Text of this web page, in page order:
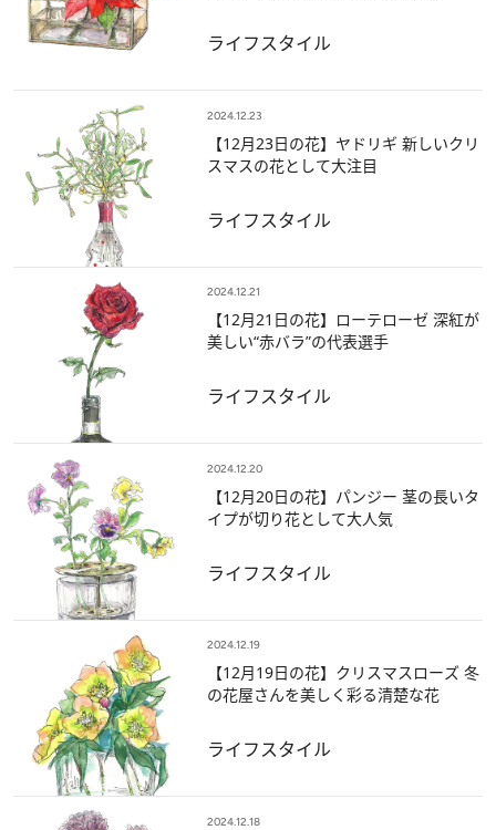
ライフスタイル
2024.12.23
【12月23日の花】ヤドリギ 新しいクリ
スマスの花として大注目
ライフスタイル
2024.12.21
【12月21日の花】ローテローゼ 深紅が
美しい“赤バラ”の代表選手
ライフスタイル
2024.12.20
【12月20日の花】パンジー 茎の長いタ
イプが切り花として大人気
ライフスタイル
2024.12.19
【12月19日の花】クリスマスローズ 冬
の花屋さんを美しく彩る清楚な花
ライフスタイル
2024.12.18